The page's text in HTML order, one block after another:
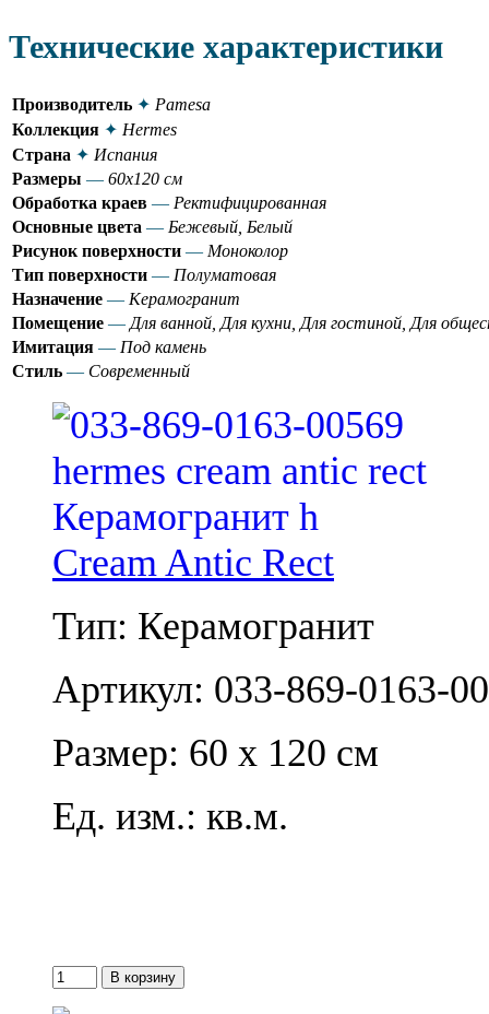
Технические характеристики
Производитель ✦ Pamesa
Коллекция ✦ Hermes
Страна ✦ Испания
Размеры — 60x120 см
Обработка краев — Ректифицированная
Основные цвета — Бежевый, Белый
Рисунок поверхности — Моноколор
Тип поверхности — Полуматовая
Назначение — Керамогранит
Помещение — Для ванной, Для кухни, Для гостиной, Для
Имитация — Под камень
Стиль — Современный
Cream Antic Rect
Тип: Керамогранит
Артикул: 033-869-0163-
Размер: 60 x 120 см
Ед. изм.: кв.м.